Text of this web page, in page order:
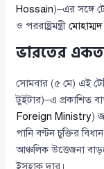
Hossain)–এর সঙ্গে
ও পররাষ্ট্রমন্ত্রী
ভারতের
সোমবার (৫ মে) এই
টুইটার)–এ প্রকাশিত
Foreign Ministry)
পানি বণ্টন চুক্তির
আঞ্চলিক উত্তেজনা
ইসহাক দার।